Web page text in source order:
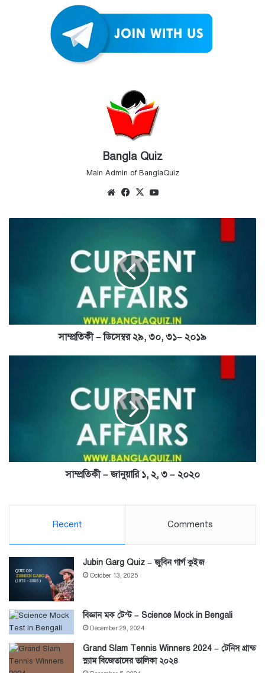
Bangla Quiz
Main Admin of BanglaQuiz
WebsiteFacebook
X
সাম্প্রতিকী – ডিসেম্বর ২৯, ৩০, ৩১– ২০১৯
সাম্প্রতিকী – জানুয়ারি ১, ২, ৩ – ২০২০
Recent Comments
Jubin Garg Quiz – জুবিন গার্গ কুইজ
October 13, 2025
বিজ্ঞান মক টেস্ট – Science Mock in Bengali
December 29, 2024
Grand Slam Tennis Winners 2024 – টেনিস গ্রান্ড
স্ল্যাম বিজেতাদের তালিকা ২০২৪